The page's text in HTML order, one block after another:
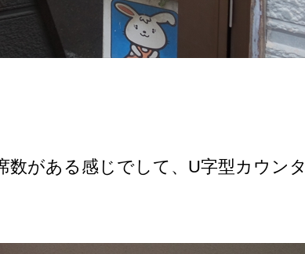
がある感じでして、U字型カウンタ